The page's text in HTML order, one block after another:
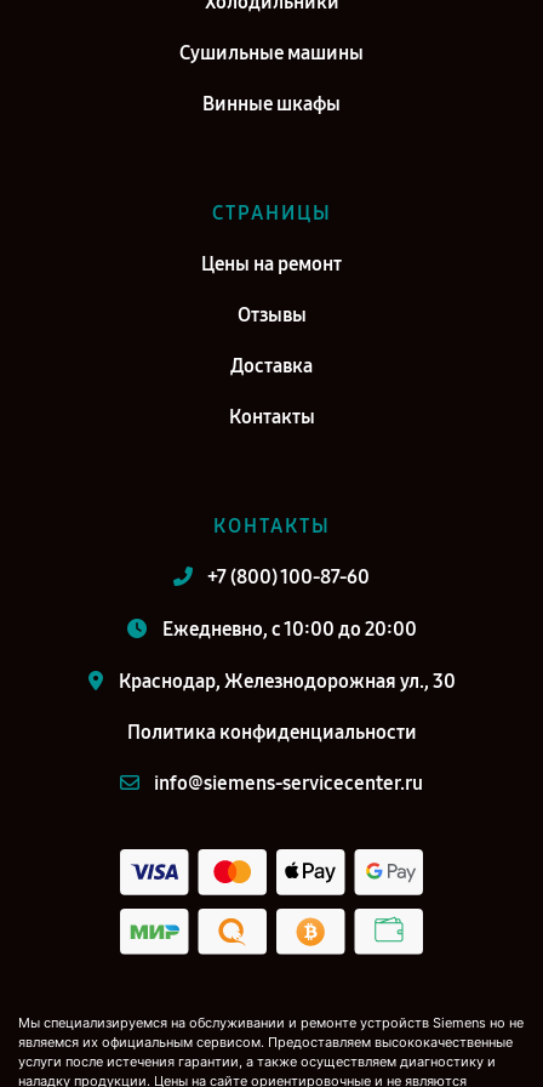
Сушильные машины
Винные шкафы
СТРАНИЦЫ
Цены на ремонт
Отзывы
Доставка
Контакты
КОНТАКТЫ
+7 (800) 100-87-60
Ежедневно, с 10:00 до 20:00
Краснодар, Железнодорожная ул., 30
Политика конфиденциальности
info@siemens-servicecenter.ru
Мы специализируемся на обслуживании и ремонте устройств Siemens но не
являемся их официальным сервисом. Предоставляем высококачественные
услуги после истечения гарантии, а также осуществляем диагностику и
наладку продукции. Цены на сайте ориентировочные и не являются